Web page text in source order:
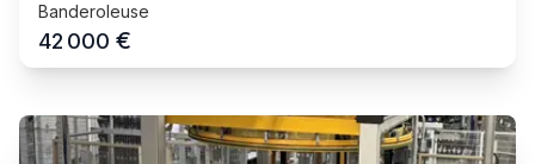
Banderoleuse
42 000 €